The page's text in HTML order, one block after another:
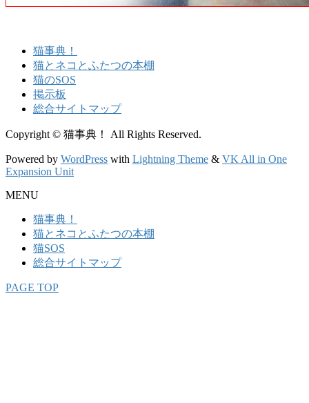
猫事典！
猫とネコとふたつの本棚
猫のSOS
掲示板
総合サイトマップ
Copyright © 猫事典！ All Rights Reserved.
Powered by WordPress with Lightning Theme & VK All in One
Expansion Unit
MENU
猫事典！
猫とネコとふたつの本棚
猫SOS
総合サイトマップ
PAGE TOP